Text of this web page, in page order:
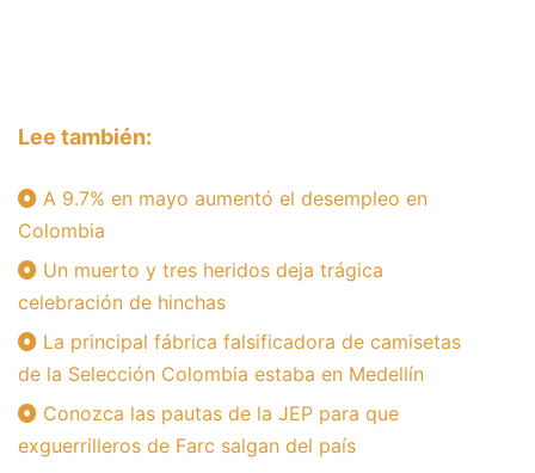
Lee también:
A 9.7% en mayo aumentó el desempleo en
Colombia
Un muerto y tres heridos deja trágica
celebración de hinchas
La principal fábrica falsificadora de camisetas
de la Selección Colombia estaba en Medellín
Conozca las pautas de la JEP para que
exguerrilleros de Farc salgan del país